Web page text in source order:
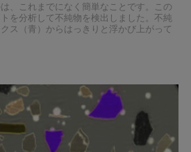
、これまでになく簡単なことです。この
を分析して不純物を検出しました。不純
ス（青）からはっきりと浮かび上がって